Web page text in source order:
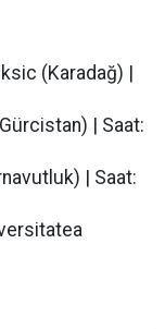
(Karadağ) |
| Saat:
| Saat: